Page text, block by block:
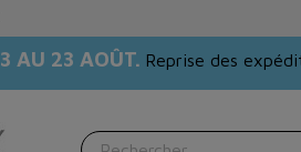
AU 23 AOÛT. Reprise des